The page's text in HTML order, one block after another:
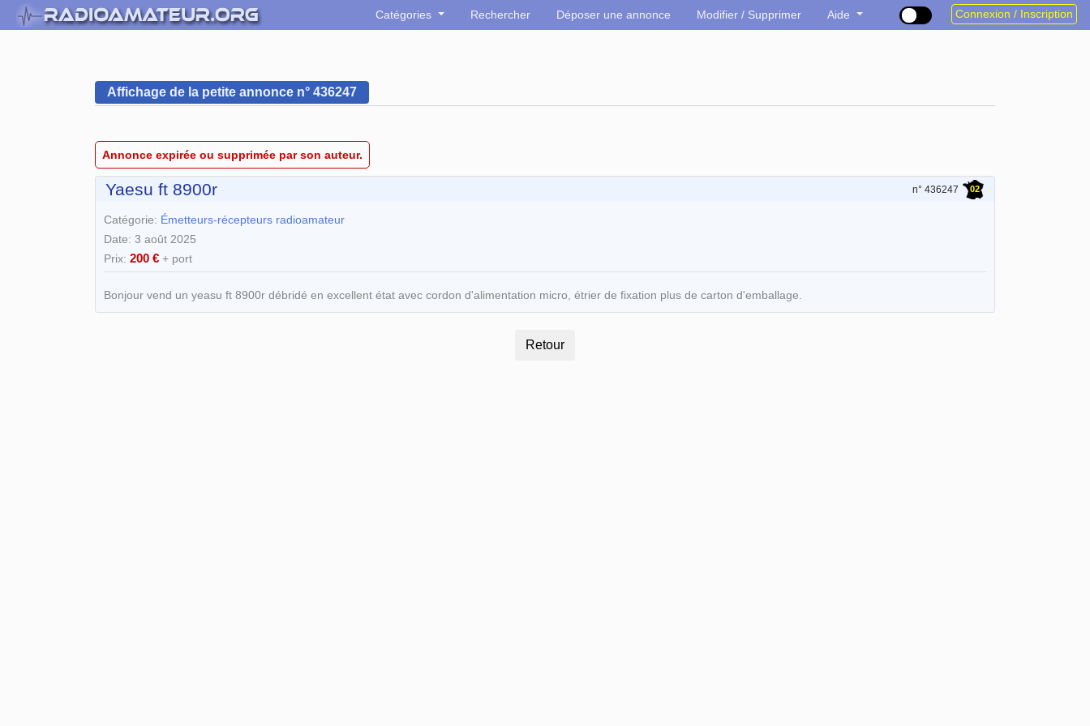
Catégories Rechercher Déposer une annonce Modifier / Supprimer Aide Connexion / Inscription
Affichage de la petite annonce n° 436247
Annonce expirée ou supprimée par son auteur.
Yaesu ft 8900r n° 436247 02
Catégorie: Émetteurs-récepteurs radioamateur
Date: 3 août 2025
Prix: 200 € + port
Bonjour vend un yeasu ft 8900r débridé en excellent état avec cordon d'alimentation micro, étrier de fixation plus de carton d'emballage.